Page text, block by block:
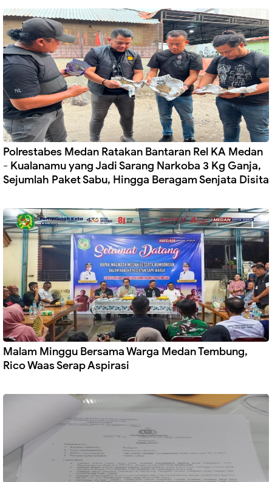
Polrestabes Medan Ratakan Bantaran Rel KA Medan
- Kualanamu yang Jadi Sarang Narkoba 3 Kg Ganja,
Sejumlah Paket Sabu, Hingga Beragam Senjata Disita
Malam Minggu Bersama Warga Medan Tembung,
Rico Waas Serap Aspirasi